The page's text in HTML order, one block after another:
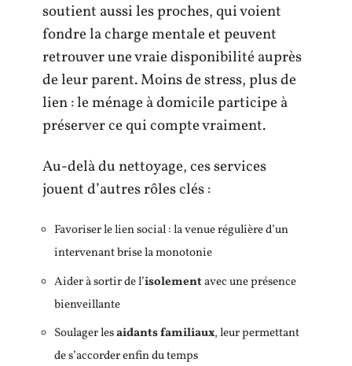
soutient aussi les proches, qui voient
fondre la charge mentale et peuvent
retrouver une vraie disponibilité auprès
de leur parent. Moins de stress, plus de
lien : le ménage à domicile participe à
préserver ce qui compte vraiment.
Au-delà du nettoyage, ces services
jouent d’autres rôles clés :
Favoriser le lien social : la venue régulière d’un
intervenant brise la monotonie
Aider à sortir de l’isolementavec une présence
bienveillante
Soulager lesaidants familiaux, leur permettant
de s’accorder enfin du temps